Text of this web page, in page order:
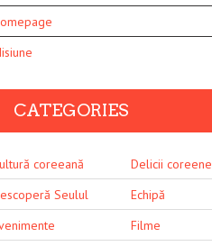
CATEGORIES
coreeană
Delicii coreene
Seulul
Echipă
Filme